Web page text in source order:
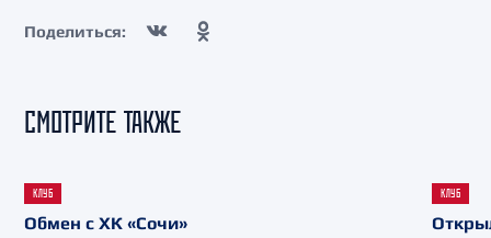
Поделиться:
СМОТРИТЕ ТАКЖЕ
КЛУБ
Обмен с ХК «Сочи»
КЛУБ